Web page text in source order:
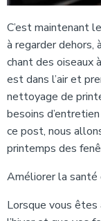
C’est maintenant
à regarder
chant des oiseaux
est dans l’air et
nettoyage de
besoins
ce post, nous
printemps des
Améliorer la santé
Lorsque vous êtes